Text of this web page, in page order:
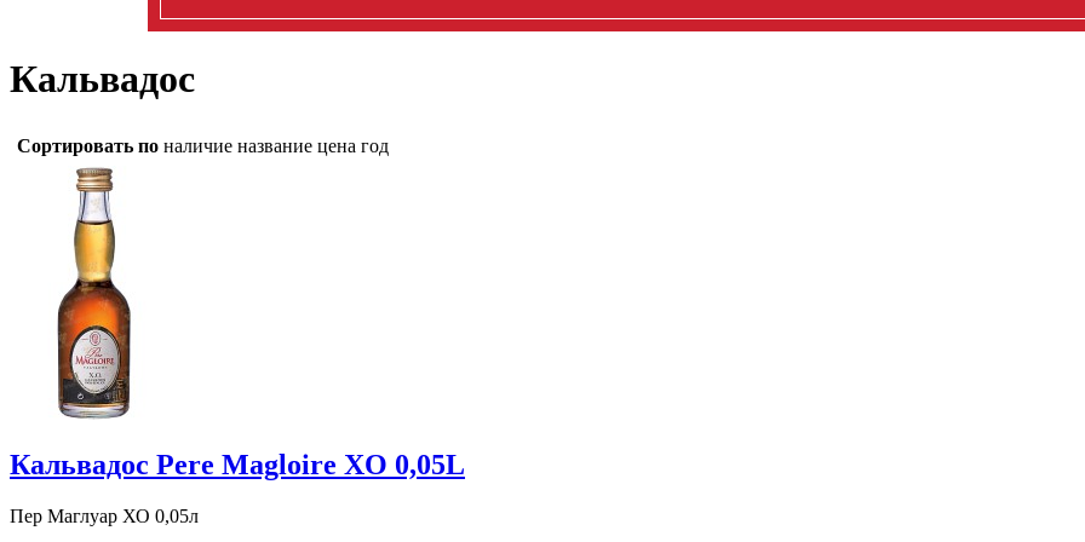
Кальвадос
Сортировать по наличие название цена год
Кальвадос Pere Magloire XО 0,05L
Пер Маглуар ХО 0,05л